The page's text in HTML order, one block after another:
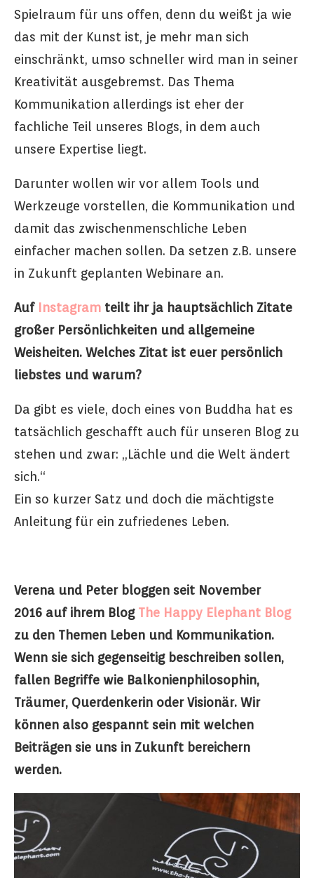
Spielraum für uns offen, denn du weißt ja wie
das mit der Kunst ist, je mehr man sich
einschränkt, umso schneller wird man in seiner
Kreativität ausgebremst. Das Thema
Kommunikation allerdings ist eher der
fachliche Teil unseres Blogs, in dem auch
unsere Expertise liegt.
Darunter wollen wir vor allem Tools und
Werkzeuge vorstellen, die Kommunikation und
damit das zwischenmenschliche Leben
einfacher machen sollen. Da setzen z.B. unsere
in Zukunft geplanten Webinare an.
Auf Instagram teilt ihr ja hauptsächlich Zitate
großer Persönlichkeiten und allgemeine
Weisheiten. Welches Zitat ist euer persönlich
liebstes und warum?
Da gibt es viele, doch eines von Buddha hat es
tatsächlich geschafft auch für unseren Blog zu
stehen und zwar: „Lächle und die Welt ändert
sich.“
Ein so kurzer Satz und doch die mächtigste
Anleitung für ein zufriedenes Leben.
Verena und Peter bloggen seit November
2016 auf ihrem Blog The Happy Elephant Blog
zu den Themen Leben und Kommunikation.
Wenn sie sich gegenseitig beschreiben sollen,
fallen Begriffe wie Balkonienphilosophin,
Träumer, Querdenkerin oder Visionär. Wir
können also gespannt sein mit welchen
Beiträgen sie uns in Zukunft bereichern
werden.